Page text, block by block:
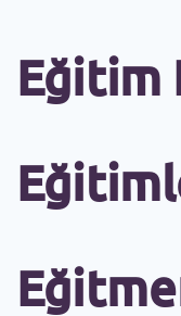
Eğitim